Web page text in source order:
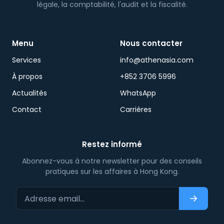
légale, la comptabilité, l'audit et la fiscalité.
Menu
Services
À propos
Actualités
Contact
Nous contacter
info@athenasia.com
+852 3706 5996
WhatsApp
Carrières
Restez informé
Abonnez-vous à notre newsletter pour des conseils
pratiques sur les affaires à Hong Kong.